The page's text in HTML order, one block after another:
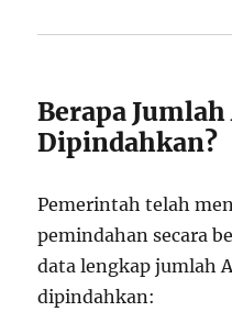
Berapa Jumlah
Dipindahkan?
Pemerintah telah
pemindahan secara
data lengkap jumlah
dipindahkan: